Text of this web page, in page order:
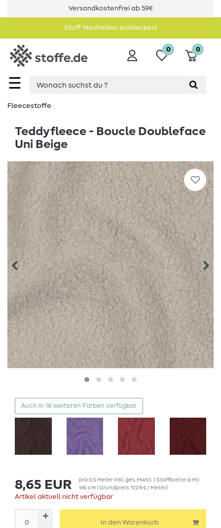
Versandkostenfrei ab 59€
Stoff-Neuheiten entdecken!
☰
0 0
Fleecestoffe
Teddyfleece - Boucle Doubleface
Uni Beige
Auch in 16 weiteren Farben verfügbar
8,65 EUR pro0,5 Meterinkl. ges. MwSt. ( Stoffbreite (cm):
145 cm | Grundpreis 17,29 € / Meter)
Artikel aktuell nicht verfügbar
In den Warenkorb